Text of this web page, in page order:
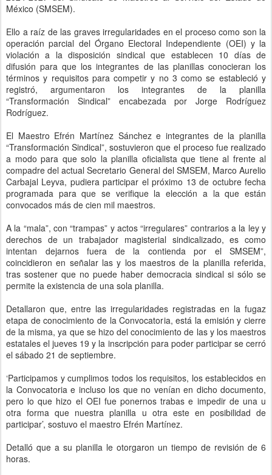
México (SMSEM).
Ello a raíz de las graves irregularidades en el proceso como son la
operación parcial del Órgano Electoral Independiente (OEI) y la
violación a la disposición sindical que establecen 10 días de
difusión para que los integrantes de las planillas conocieran los
términos y requisitos para competir y no 3 como se estableció y
registró, argumentaron los integrantes de la planilla
“Transformación Sindical” encabezada por Jorge Rodríguez
Rodríguez.
El Maestro Efrén Martínez Sánchez e integrantes de la planilla
“Transformación Sindical”, sostuvieron que el proceso fue realizado
a modo para que solo la planilla oficialista que tiene al frente al
compadre del actual Secretario General del SMSEM, Marco Aurelio
Carbajal Leyva, pudiera participar el próximo 13 de octubre fecha
programada para que se verifique la elección a la que están
convocados más de cien mil maestros.
A la “mala”, con “trampas” y actos “irregulares” contrarios a la ley y
derechos de un trabajador magisterial sindicalizado, es como
intentan dejarnos fuera de la contienda por el SMSEM”,
coincidieron en señalar las y los maestros de la planilla referida,
tras sostener que no puede haber democracia sindical si sólo se
permite la existencia de una sola planilla.
Detallaron que, entre las irregularidades registradas en la fugaz
etapa de conocimiento de la Convocatoria, está la emisión y cierre
de la misma, ya que se hizo del conocimiento de las y los maestros
estatales el jueves 19 y la inscripción para poder participar se cerró
el sábado 21 de septiembre.
‘Participamos y cumplimos todos los requisitos, los establecidos en
la Convocatoria e incluso los que no venían en dicho documento,
pero lo que hizo el OEI fue ponernos trabas e impedir de una u
otra forma que nuestra planilla u otra este en posibilidad de
participar’, sostuvo el maestro Efrén Martínez.
Detalló que a su planilla le otorgaron un tiempo de revisión de 6
horas.